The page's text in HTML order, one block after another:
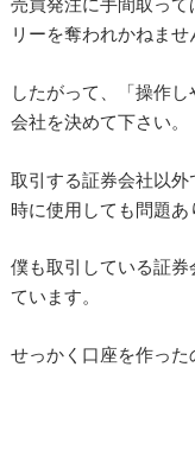
リーを奪われかねませ
したがって、「操作
会社を決めて下さい。
取引する証券会社以
時に使用しても問題あ
僕も取引している証
ています。
せっかく口座を作った